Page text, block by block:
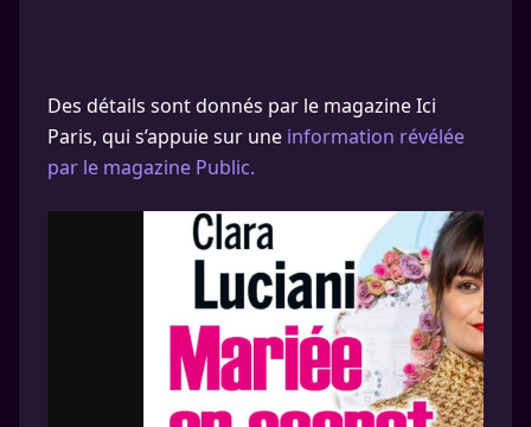
Des détails sont donnés par le magazine Ici
Paris, qui s’appuie sur une information révélée
par le magazine Public.